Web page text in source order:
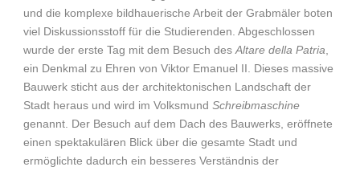
und die komplexe bildhauerische Arbeit der Grabmäler boten
viel Diskussionsstoff für die Studierenden. Abgeschlossen
wurde der erste Tag mit dem Besuch des Altare della Patria
ein Denkmal zu Ehren von Viktor Emanuel II. Dieses massive
Bauwerk sticht aus der architektonischen Landschaft der
Stadt heraus und wird im Volksmund Schreibmaschine
genannt. Der Besuch auf dem Dach des Bauwerks, eröffnete
einen spektakulären Blick über die gesamte Stadt und
ermöglichte dadurch ein besseres Verständnis der